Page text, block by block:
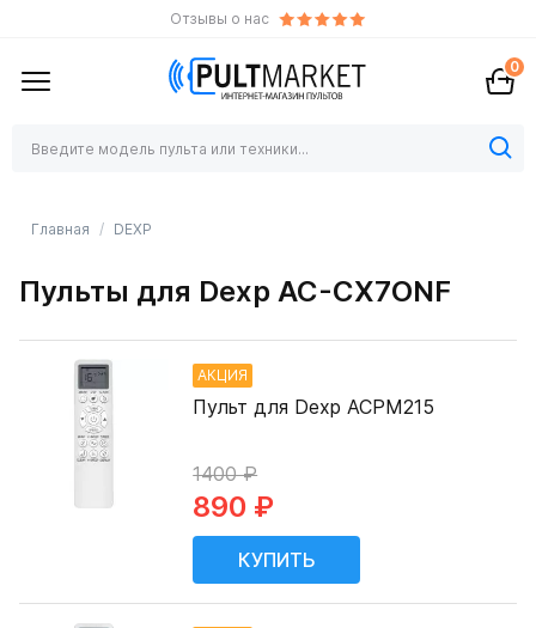
Отзывы о нас
0
Главная DEXP
Пульты для Dexp AC-CX7ONF
АКЦИЯ
Пульт для Dexp ACPM215
1400 ₽
890 ₽